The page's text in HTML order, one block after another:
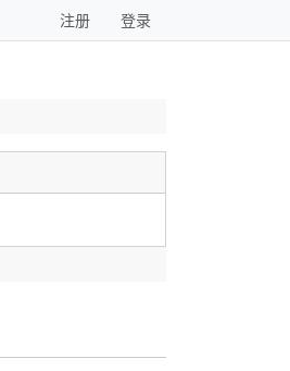
注册 登录